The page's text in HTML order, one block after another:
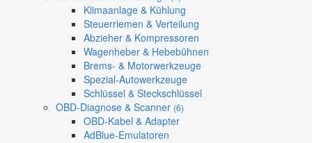
Klimaanlage & Kühlung
Steuerriemen & Verteilung
Abzieher & Kompressoren
Wagenheber & Hebebühnen
Brems- & Motorwerkzeuge
Spezial-Autowerkzeuge
Schlüssel & Steckschlüssel
OBD-Diagnose & Scanner (6)
OBD-Kabel & Adapter
AdBlue-Emulatoren